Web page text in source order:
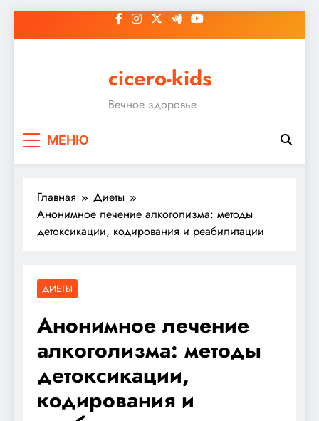
к
cicero-kids
Вечное здоровье
МЕНЮ
Главная
Диеты
Анонимное лечение алкоголизма: методы
детоксикации, кодирования и реабилитации
ДИЕТЫ
Анонимное лечение
алкоголизма: методы
детоксикации,
кодирования и